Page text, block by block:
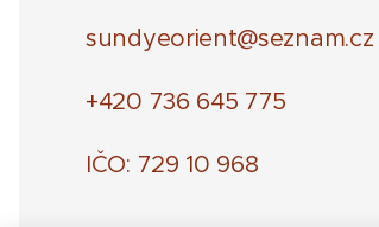
sundyeorient@seznam.cz
+420 736 645 775
IČO: 729 10 968